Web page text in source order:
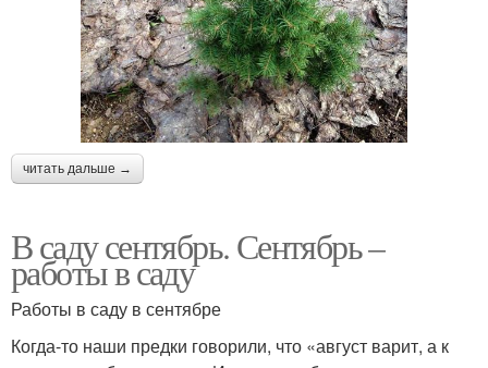
читать дальше →
В саду сентябрь. Сентябрь –
работы в саду
Работы в саду в сентябре
Когда-то наши предки говорили, что «август варит, а к